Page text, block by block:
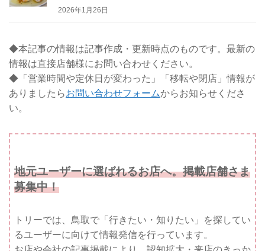
2026年1月26日
◆本記事の情報は記事作成・更新時点のものです。最新の
情報は直接店舗様にお問い合わせください。
◆「営業時間や定休日が変わった」「移転や閉店」情報が
ありましたらお問い合わせフォームからお知らせくださ
い。
地元ユーザーに選ばれるお店へ。掲載店舗さま
募集中！
トリーでは、鳥取で「行きたい・知りたい」を探してい
るユーザーに向けて情報発信を行っています。